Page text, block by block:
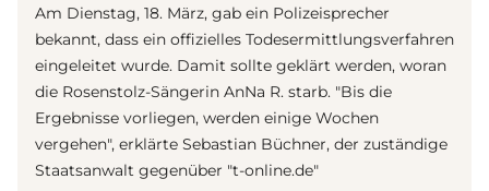
Am Dienstag, 18. März, gab ein Polizeisprecher
bekannt, dass ein offizielles Todesermittlungsverfahren
eingeleitet wurde. Damit sollte geklärt werden, woran
die Rosenstolz-Sängerin AnNa R. starb. "Bis die
Ergebnisse vorliegen, werden einige Wochen
vergehen", erklärte Sebastian Büchner, der zuständige
Staatsanwalt gegenüber "t-online.de"